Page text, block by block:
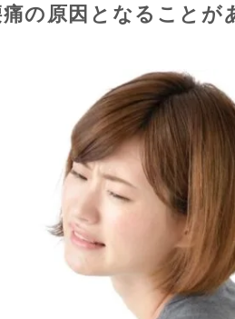
の原因となることが